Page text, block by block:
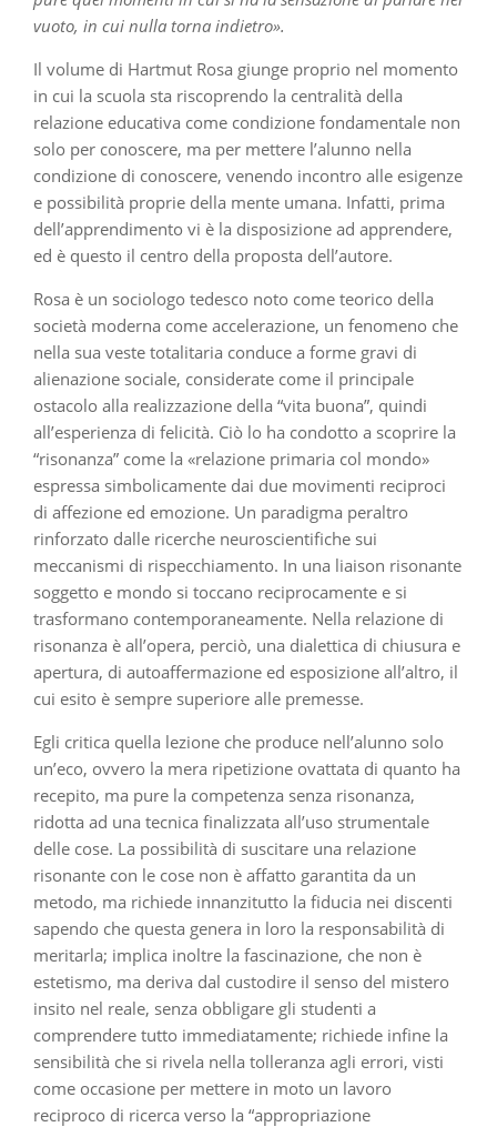
vuoto, in cui nulla torna indietro».
Il volume di Hartmut Rosa giunge proprio nel momento
in cui la scuola sta riscoprendo la centralità della
relazione educativa come condizione fondamentale non
solo per conoscere, ma per mettere l’alunno nella
condizione di conoscere, venendo incontro alle esigenze
e possibilità proprie della mente umana. Infatti, prima
dell’apprendimento vi è la disposizione ad apprendere,
ed è questo il centro della proposta dell’autore.
Rosa è un sociologo tedesco noto come teorico della
società moderna come accelerazione, un fenomeno che
nella sua veste totalitaria conduce a forme gravi di
alienazione sociale, considerate come il principale
ostacolo alla realizzazione della “vita buona”, quindi
all’esperienza di felicità. Ciò lo ha condotto a scoprire la
“risonanza” come la «relazione primaria col mondo»
espressa simbolicamente dai due movimenti reciproci
di affezione ed emozione. Un paradigma peraltro
rinforzato dalle ricerche neuroscientifiche sui
meccanismi di rispecchiamento. In una liaison risonante
soggetto e mondo si toccano reciprocamente e si
trasformano contemporaneamente. Nella relazione di
risonanza è all’opera, perciò, una dialettica di chiusura e
apertura, di autoaffermazione ed esposizione all’altro, il
cui esito è sempre superiore alle premesse.
Egli critica quella lezione che produce nell’alunno solo
un’eco, ovvero la mera ripetizione ovattata di quanto ha
recepito, ma pure la competenza senza risonanza,
ridotta ad una tecnica finalizzata all’uso strumentale
delle cose. La possibilità di suscitare una relazione
risonante con le cose non è affatto garantita da un
metodo, ma richiede innanzitutto la fiducia nei discenti
sapendo che questa genera in loro la responsabilità di
meritarla; implica inoltre la fascinazione, che non è
estetismo, ma deriva dal custodire il senso del mistero
insito nel reale, senza obbligare gli studenti a
comprendere tutto immediatamente; richiede infine la
sensibilità che si rivela nella tolleranza agli errori, visti
come occasione per mettere in moto un lavoro
reciproco di ricerca verso la “appropriazione